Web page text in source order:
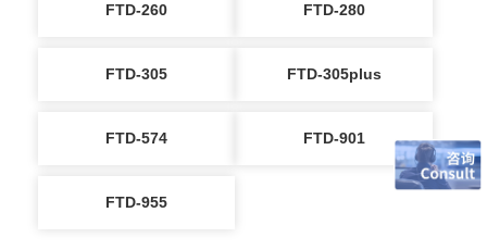
FTD-260 FTD-280
FTD-305 FTD-305plus
FTD-574 FTD-901
FTD-955